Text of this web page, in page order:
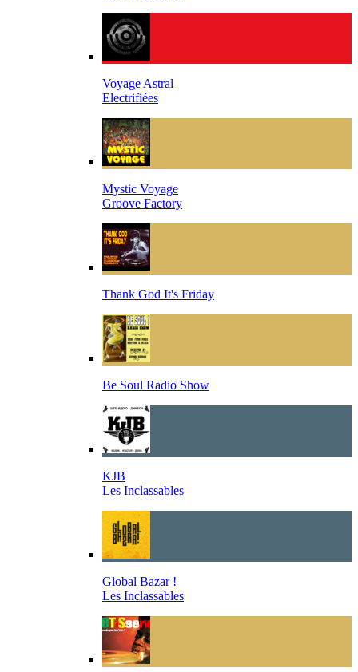
Voyage Astral
Electrifiées
Mystic Voyage
Groove Factory
Thank God It's Friday
Be Soul Radio Show
KJB
Les Inclassables
Global Bazar !
Les Inclassables